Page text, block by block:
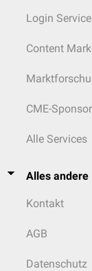
Login
Content
CME-
Alle Services
Alles andere
Kontakt
AGB
Datenschutz